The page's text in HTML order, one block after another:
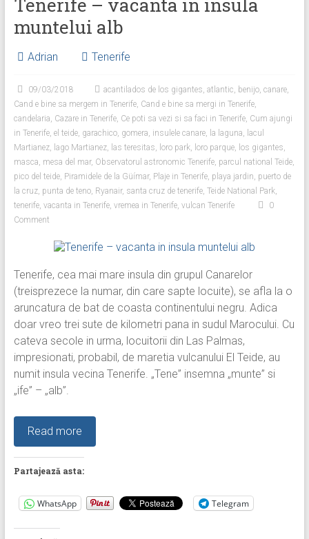
Tenerife – vacanta in insula
muntelui alb
Adrian Tenerife
09/03/2018 acantilados de los gigantes, atlantic, benijo, canare,
Cand e bine sa mergem in Tenerife, Cand e bine sa mergi in Tenerife,
candelaria, Cazare in Tenerife, Ce poti sa vezi si sa faci in Tenerife, Cum ajungi
in Tenerife, el teide, garachico, gomera, insulele canare, la laguna, lacul
Martianez, lago Martianez, las teresitas, loro park, loro parque, los gigantes,
masca, mesa del mar, Observatorul astronomic Tenerife, parcul national Teide,
pico del teide, Piramidele de la Güímar, Plaje in Tenerife, playa jardin, puerto de
la cruz, punta de teno, Ryanair, santa cruz de tenerife, Teide National Park,
tenerife, vacanta in Tenerife, vremea in Tenerife, vulcan Tenerife
0
Comment
Tenerife, cea mai mare insula din grupul Canarelor
(treisprezece la numar, din care sapte locuite), se afla la o
aruncatura de bat de coasta continentului negru. Adica
doar vreo trei sute de kilometri pana in sudul Marocului. Cu
cateva secole in urma, locuitorii din Las Palmas,
impresionati, probabil, de maretia vulcanului El Teide, au
numit insula vecina Tenerife. „Tene” insemna „munte” si
„ife” – „alb”.
Read more
Partajează asta:
WhatsApp Telegram